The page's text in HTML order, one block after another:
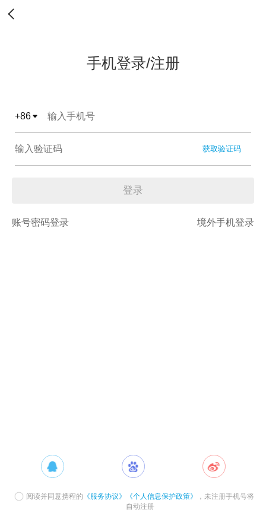
手机登录/注册
+86
获取验证码
登录
账号密码登录 境外手机登录
阅读并同意携程的 《服务协议》 《个人信息保护政策》
，未注册手机号将
自动注册